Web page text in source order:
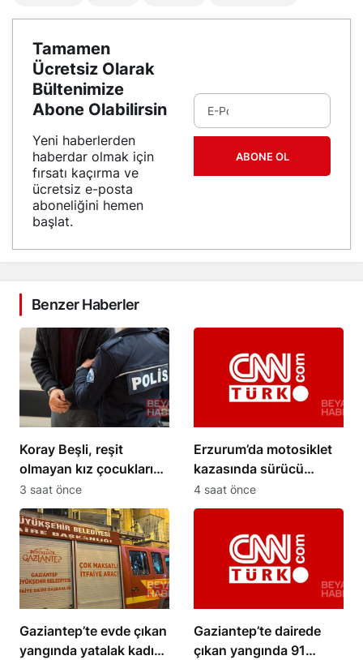
Tamamen
Ücretsiz Olarak
Bültenimize
Abone Olabilirsin
Yeni haberlerden
haberdar olmak için
fırsatı kaçırma ve
ücretsiz e-posta
aboneliğini hemen
başlat.
ABONE OL
Benzer Haberler
Koray Beşli, reşit
olmayan kız çocuklarını
pazarladığı iddiasıyla
tutuklandı
3 saat önce
Erzurum’da motosiklet
kazasında sürücü
yaralandı
4 saat önce
Gaziantep’te evde çıkan
yangında yatalak kadın
Gaziantep’te dairede
çıkan yangında 91